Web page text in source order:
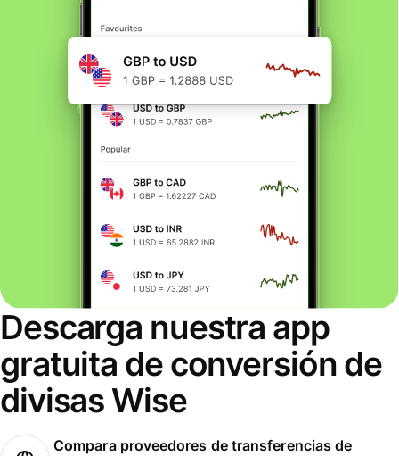
Descarga nuestra app
gratuita de conversión de
divisas Wise
Compara proveedores de transferencias de